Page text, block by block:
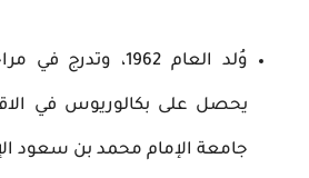
وُلد العام 1962،
جامعة الإمام محمد بن سعود